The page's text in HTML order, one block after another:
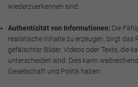
wiederzuerkennen sind.
Authentizität von Informationen: Die
realistische Inhalte zu erzeugen, birgt das
gefälschter Bilder, Videos oder Texte, die
unterscheiden sind. Dies kann
Gesellschaft und Politik haben.